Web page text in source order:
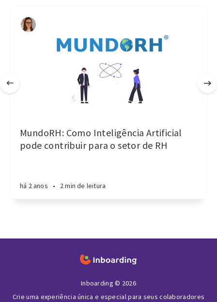
MundoRH: Como Inteligência Artificial
pode contribuir para o setor de RH
há 2 anos • 2 min de leitura
Inboarding © 2026
Crie uma experiência única e especial para seus colaboradores